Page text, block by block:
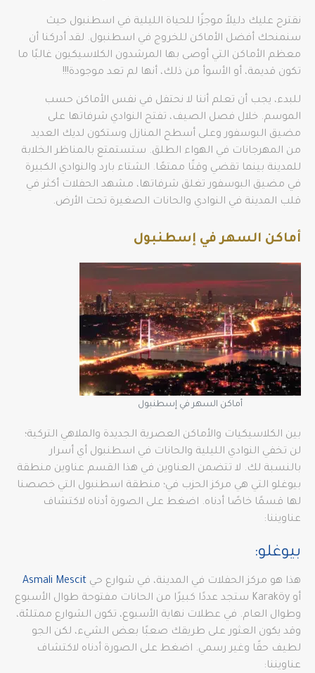
نقترح عليك دليلاً موجزًا ​​للحياة الليلية في اسطنبول حيث
سنمنحك أفضل الأماكن للخروج في اسطنبول. لقد أدركنا أن
معظم الأماكن التي أوصى بها المرشدون الكلاسيكيون غالبًا ما
تكون قديمة، أو الأسوأ من ذلك، أنها لم تعد موجودة!!!
للبدء، يجب أن تعلم أننا لا نحتفل في نفس الأماكن حسب
الموسم. خلال فصل الصيف، تفتح النوادي شرفاتها على
مضيق البوسفور وعلى أسطح المنازل وستكون لديك العديد
من المهرجانات في الهواء الطلق. ستستمتع بالمناظر الخلابة
للمدينة بينما تقضي وقتًا ممتعًا. الشتاء بارد والنوادي الكبيرة
في مضيق البوسفور تغلق شرفاتها، مشهد الحفلات أكثر في
قلب المدينة في النوادي والحانات الصغيرة تحت الأرض.
أماكن السهر في إسطنبول
أماكن السهر في إسطنبول
بين الكلاسيكيات والأماكن العصرية الجديدة والملاهي التركية؛
لن تخفي النوادي الليلية والحانات في اسطنبول أي أسرار
بالنسبة لك. لا تتضمن العناوين في هذا القسم عناوين منطقة
بيوغلو التي هي مركز الحزب في؛ منطقة اسطنبول التي خصصنا
لها قسمًا خاصًا أدناه. اضغط على الصورة أدناه لاكتشاف
عناويننا:
بيوغلو:
هذا هو مركز الحفلات في المدينة، في شوارع حي Asmali Mescit
أو Karaköy ستجد عددًا كبيرًا من الحانات مفتوحة طوال الأسبوع
وطوال العام. في عطلات نهاية الأسبوع، تكون الشوارع ممتلئة،
وقد يكون العثور على طريقك صعبًا بعض الشيء، لكن الجو
لطيف حقًا وغير رسمي. اضغط على الصورة أدناه لاكتشاف
عناويننا: